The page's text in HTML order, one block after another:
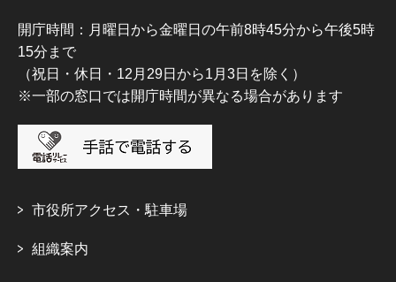
開庁時間：月曜日から金曜日の午前8時45分から午後5時
15分まで
（祝日・休日・12月29日から1月3日を除く）
※一部の窓口では開庁時間が異なる場合があります
市役所アクセス・駐車場
組織案内